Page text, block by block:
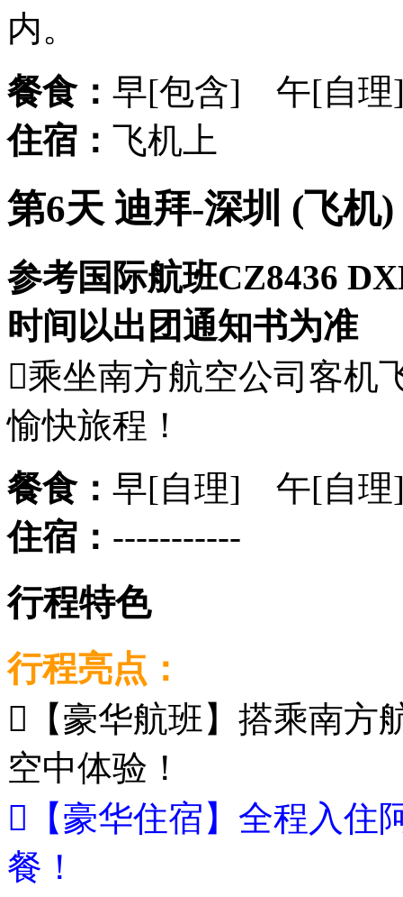
内。
餐食： 早[包含] 午[自
住宿： 飞机上
第6天 迪拜-深圳 (飞机)
参考国际航班CZ8436
时间以出团通知书为准
乘坐南方航空公司客机
愉快旅程！
餐食： 早[自理] 午[自
住宿： -----------
行程特色
行程亮点：
【豪华航班】搭乘南方
空中体验！
【豪华住宿】全程入住
餐！